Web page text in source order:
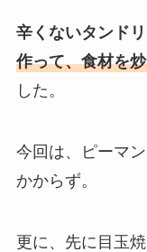
辛くないタンド
作って、食材を
した。
今回は、ピーマ
かからず。
更に、先に目玉